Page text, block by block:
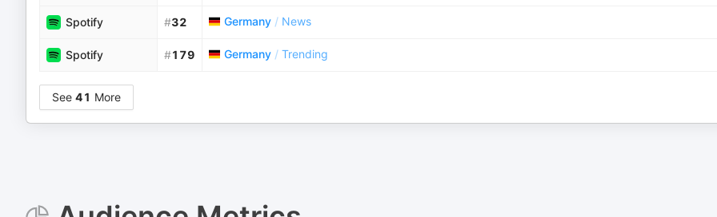
Spotify #32 Germany / News
Spotify #179 Germany / Trending
See 41 More